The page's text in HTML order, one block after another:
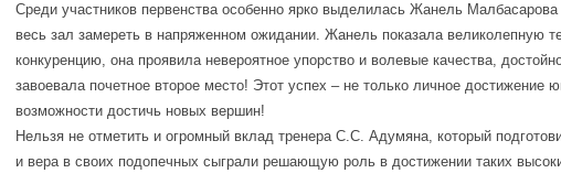
Среди участников первенства особенно ярко выделилась Жанель
весь зал замереть в напряженном ожидании. Жанель показала
конкуренцию, она проявила невероятное упорство и волевые качества,
завоевала почетное второе место! Этот успех – не только личное
возможности достичь новых вершин!
Нельзя не отметить и огромный вклад тренера С.С. Адумяна, который
и вера в своих подопечных сыграли решающую роль в достижении таких